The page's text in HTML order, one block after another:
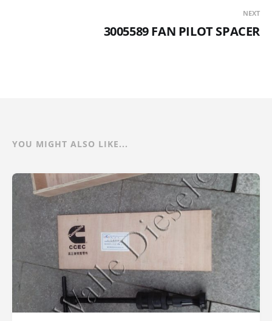
NEXT
3005589 FAN PILOT SPACER
YOU MIGHT ALSO LIKE...